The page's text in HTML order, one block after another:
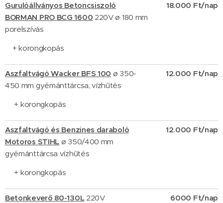
Gurulóállványos Betoncsiszoló
BORMAN PRO BCG 1600 220Vø 180 mm
porelszívás
+ korongkopás
18.000 Ft/nap
Aszfaltvágó Wacker BFS 100 ø 350-
450 mm gyémánttárcsa, vízhűtés
+ korongkopás
12.000 Ft/nap
Aszfaltvágó és Benzines daraboló
Motoros STIHL ø 350/400 mm
gyémánttárcsa vízhűtés
+ korongkopás
12.000 Ft/nap
Betonkeverő 80-130L220V 6000 Ft/nap